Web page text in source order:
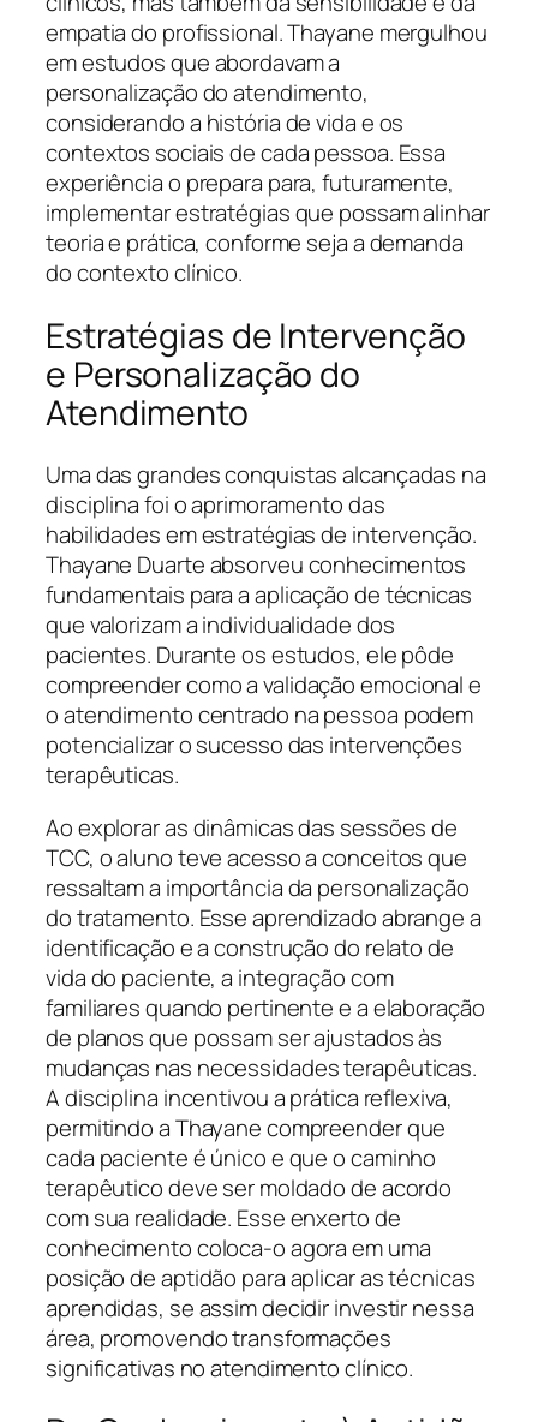
empatia do profissional. Thayane mergulhou
em estudos que abordavam a
personalização do atendimento,
considerando a história de vida e os
contextos sociais de cada pessoa. Essa
experiência o prepara para, futuramente,
implementar estratégias que possam alinhar
teoria e prática, conforme seja a demanda
do contexto clínico.
Estratégias de Intervenção
e Personalização do
Atendimento
Uma das grandes conquistas alcançadas na
disciplina foi o aprimoramento das
habilidades em estratégias de intervenção.
Thayane Duarte absorveu conhecimentos
fundamentais para a aplicação de técnicas
que valorizam a individualidade dos
pacientes. Durante os estudos, ele pôde
compreender como a validação emocional e
o atendimento centrado na pessoa podem
potencializar o sucesso das intervenções
terapêuticas.
Ao explorar as dinâmicas das sessões de
TCC, o aluno teve acesso a conceitos que
ressaltam a importância da personalização
do tratamento. Esse aprendizado abrange a
identificação e a construção do relato de
vida do paciente, a integração com
familiares quando pertinente e a elaboração
de planos que possam ser ajustados às
mudanças nas necessidades terapêuticas.
A disciplina incentivou a prática reflexiva,
permitindo a Thayane compreender que
cada paciente é único e que o caminho
terapêutico deve ser moldado de acordo
com sua realidade. Esse enxerto de
conhecimento coloca-o agora em uma
posição de aptidão para aplicar as técnicas
aprendidas, se assim decidir investir nessa
área, promovendo transformações
significativas no atendimento clínico.